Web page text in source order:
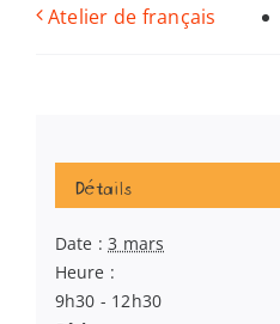
Atelier de français
Détails
Date : 3 mars
Heure :
9h30 - 12h30